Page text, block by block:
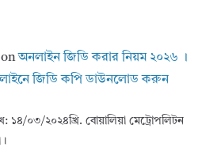
onঅনলাইন জিডি করার নিয়ম ২০২৬ ।
জিডি কপি ডাউনলোড করুন
১৪/০৩/২০২৪খ্রি. বোয়ালিয়া মেট্রোপলিটন